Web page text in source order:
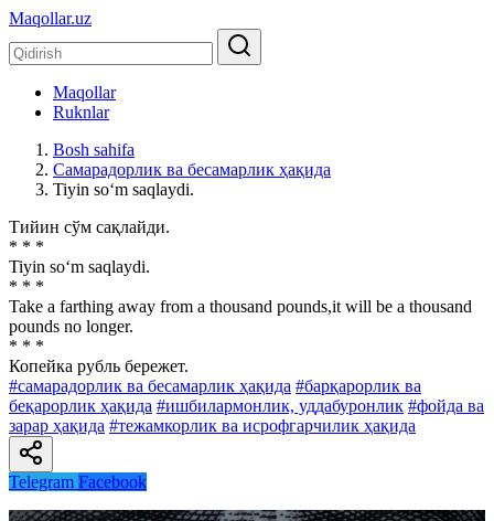
Maqollar.uz
Maqollar
Ruknlar
Bosh sahifa
Самарадорлик ва бесамарлик ҳақида
Tiyin so‘m saqlaydi.
Тийин сўм сақлайди.
* * *
Tiyin so‘m saqlaydi.
* * *
Take a farthing away from a thousand pounds,it will be a thousand
pounds no longer.
* * *
Копейка рубль бережет.
#самарадорлик ва бесамарлик ҳақида #барқарорлик ва
беқарорлик ҳақида #ишбилармонлик, уддабуронлик #фойда ва
зарар ҳақида #тежамкорлик ва исрофгарчилик ҳақида
Telegram Facebook